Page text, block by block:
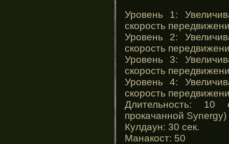
Уровень 1:
скорость
Уровень 2:
скорость
Уровень 3:
скорость
Уровень 4:
скорость
Длительность:
прокачанной Synergy)
Кулдаун: 30 сек.
Манакост: 50